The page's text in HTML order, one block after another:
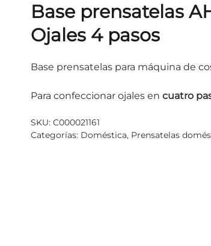
Base prensatelas
Ojales 4 pasos
Base prensatelas para máquina de
Para confeccionar ojales en cuatro
SKU: C000021161
Categorías: Doméstica, Prensatelas